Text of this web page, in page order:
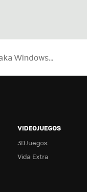
VIDEOJUEGOS
3DJuegos
Vida Extra